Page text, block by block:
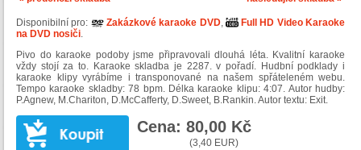
Disponibilní pro: Zakázkové karaoke DVD,
Full HD Video Karaoke
na DVD nosiči.
Pivo do karaoke podoby jsme připravovali dlouhá léta. Kvalitní karaoke
vždy stojí za to. Karaoke skladba je 2287. v pořadí. Hudbní podklady i
karaoke klipy vyrábíme i transponované na našem spřáteleném webu.
Tempo karaoke skladby: 78 bpm. Délka karaoke klipu: 4:07. Autor hudby:
P.Agnew, M.Chariton, D.McCafferty, D.Sweet, B.Rankin. Autor textu: Exit.
Cena: 80,00 Kč
(3,40 EUR)